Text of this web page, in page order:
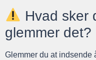
Hvad sker
glemmer det?
Glemmer du at indsende